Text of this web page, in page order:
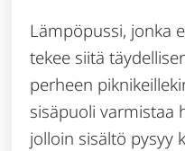
Lämpöpussi, jonka
tekee siitä
perheen
sisäpuoli varmistaa
jolloin sisältö pysyy